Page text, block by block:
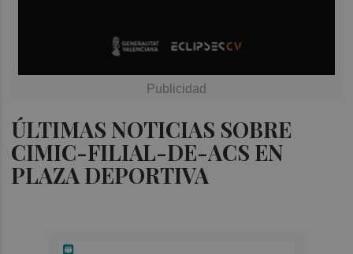
ÚLTIMAS NOTICIAS SOBRE
CIMIC-FILIAL-DE-ACS EN
PLAZA DEPORTIVA